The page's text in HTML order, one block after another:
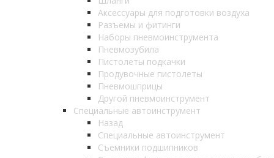
Аксессуары для подготовки воздуха
Разъемы и фитинги
Наборы пневмоинструмента
Пневмозубила
Пистолеты подкачки
Продувочные пистолеты
Пневмошприцы
Другой пневмоинструмент
Специальные автоинструмент
Назад
Специальные автоинструмент
Съемники подшипников